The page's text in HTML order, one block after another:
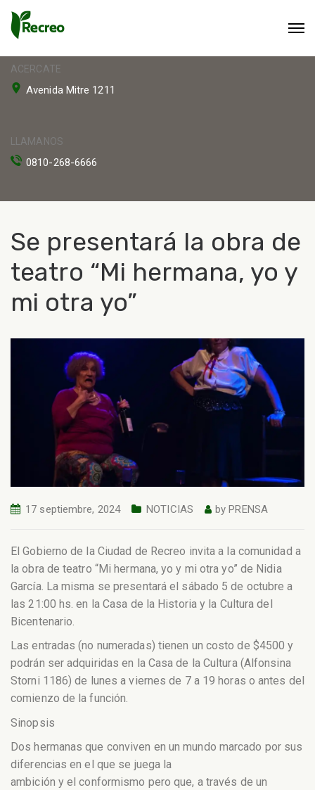
ACERCATE
Avenida Mitre 1211
LLAMANOS
0810-268-6666
Se presentará la obra de
teatro “Mi hermana, yo y
mi otra yo”
17 septiembre, 2024 NOTICIAS byPRENSA
El Gobierno de la Ciudad de Recreo invita a la comunidad a
la obra de teatro “Mi hermana, yo y mi otra yo” de Nidia
García. La misma se presentará el sábado 5 de octubre a
las 21:00 hs. en la Casa de la Historia y la Cultura del
Bicentenario.
Las entradas (no numeradas) tienen un costo de $4500 y
podrán ser adquiridas en la Casa de la Cultura (Alfonsina
Storni 1186) de lunes a viernes de 7 a 19 horas o antes del
comienzo de la función.
Sinopsis
Dos hermanas que conviven en un mundo marcado por sus
diferencias en el que se juega la
ambición y el conformismo pero que, a través de un